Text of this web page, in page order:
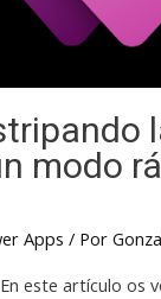
modo
Apps / Por
este artículo os